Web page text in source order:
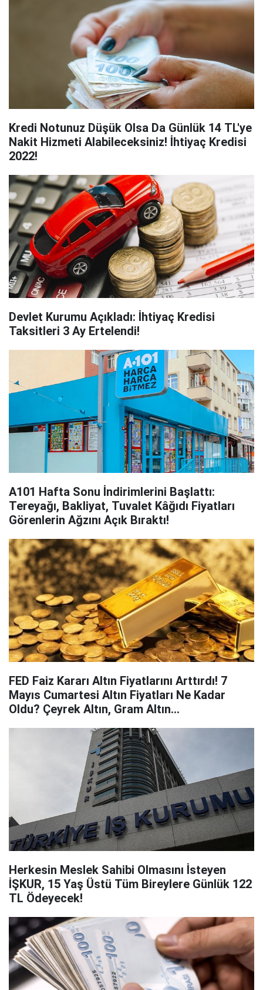
Kredi Notunuz Düşük Olsa Da Günlük 14 TL'ye
Nakit Hizmeti Alabileceksiniz! İhtiyaç Kredisi
2022!
Devlet Kurumu Açıkladı: İhtiyaç Kredisi
Taksitleri 3 Ay Ertelendi!
A101 Hafta Sonu İndirimlerini Başlattı:
Tereyağı, Bakliyat, Tuvalet Kâğıdı Fiyatları
Görenlerin Ağzını Açık Bıraktı!
FED Faiz Kararı Altın Fiyatlarını Arttırdı! 7
Mayıs Cumartesi Altın Fiyatları Ne Kadar
Oldu? Çeyrek Altın, Gram Altın...
Herkesin Meslek Sahibi Olmasını İsteyen
İŞKUR, 15 Yaş Üstü Tüm Bireylere Günlük 122
TL Ödeyecek!